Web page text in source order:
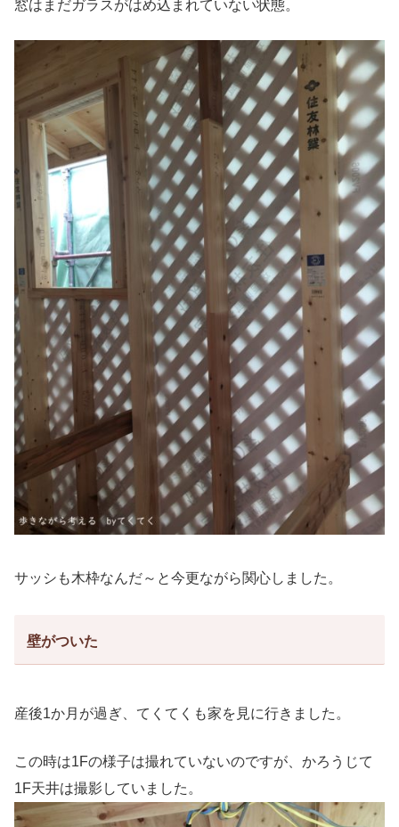
窓はまだガラスがはめ込まれていない状態。
サッシも木枠なんだ～と今更ながら関心しました。
壁がついた
産後1か月が過ぎ、てくてくも家を見に行きました。
この時は1Fの様子は撮れていないのですが、かろうじて
1F天井は撮影していました。